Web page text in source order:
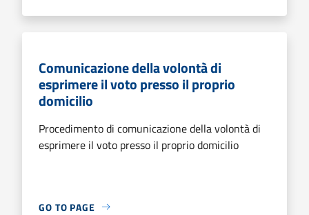
Comunicazione della volontà di
esprimere il voto presso il proprio
domicilio
Procedimento di comunicazione della volontà di
esprimere il voto presso il proprio domicilio
GO TO PAGE